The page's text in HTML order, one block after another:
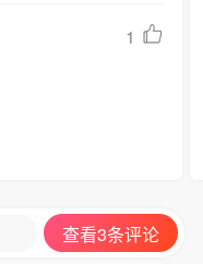
1
查看3条评论